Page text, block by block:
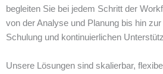
begleiten Sie bei jedem Schritt der
von der Analyse und Planung bis hin
Schulung und kontinuierlichen
Unsere Lösungen sind skalierbar,